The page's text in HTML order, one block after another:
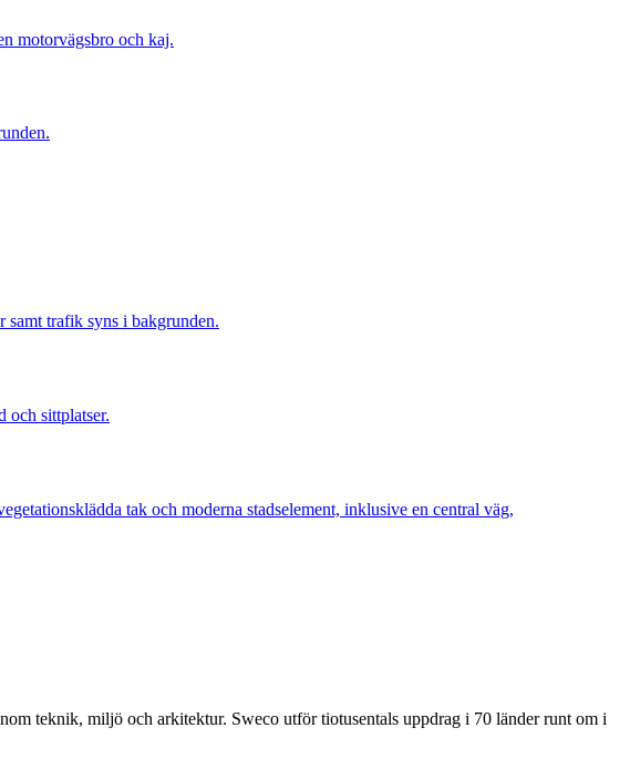
teknik, miljö och arkitektur. Sweco utför tiotusentals uppdrag i 70 länder runt om i